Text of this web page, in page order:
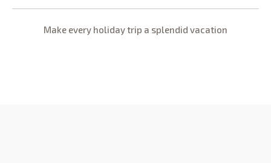
Make every holiday trip a splendid vacation